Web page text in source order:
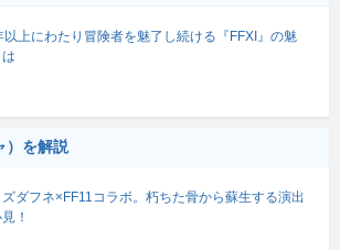
以上にわたり冒険者を魅了し続ける『FFXI』の魅
）を解説
ズダフネ×FF11コラボ。朽ちた骨から蘇生する演出
！